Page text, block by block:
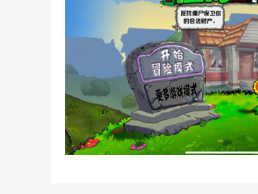
7、喷射战士铺助炮台
作为玉米重型火炮的攻击系统，可以
8、墓碑肃清者
把它种植在墓碑上，它就能咬掉墓碑并
9、胆小菇狙击手
发射远程孢子，但敌人靠近时会胆小地